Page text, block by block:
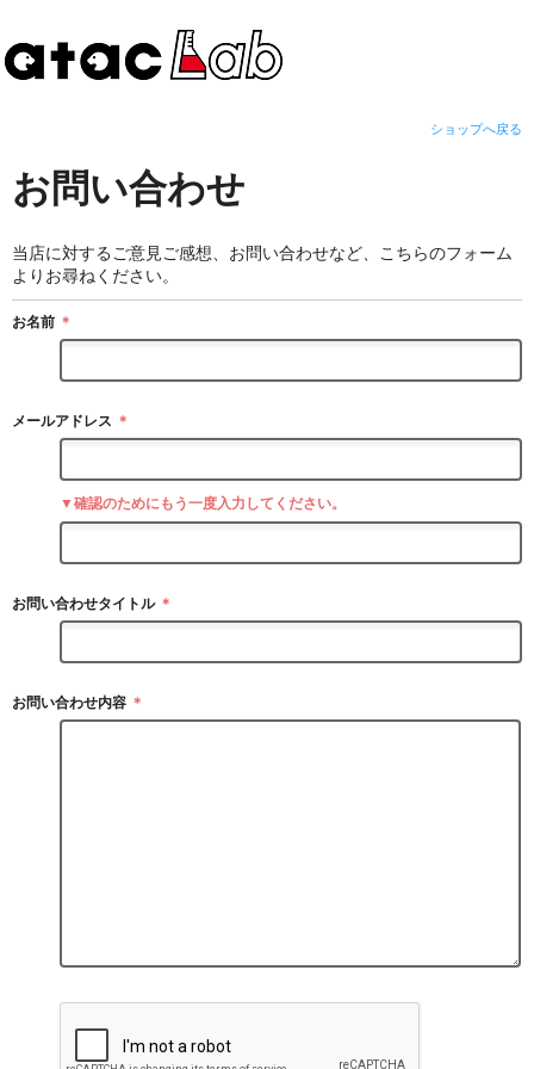
ショップへ戻る
お問い合わせ
当店に対するご意見ご感想、お問い合わせなど、こちらのフォーム
よりお尋ねください。
お名前 ＊
メールアドレス ＊
▼確認のためにもう一度入力してください。
お問い合わせタイトル ＊
お問い合わせ内容 ＊